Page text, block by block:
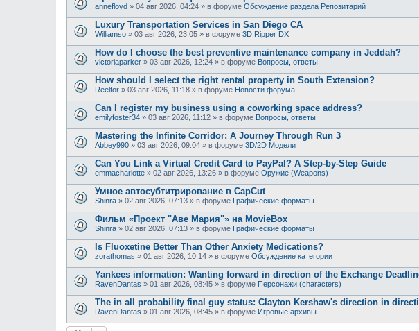
annefloyd » 04 авг 2026, 04:24 » в форуме Обсуждение раздела Репозитарий
Luxury Transportation Services in San Diego CA
Williamso » 03 авг 2026, 23:05 » в форуме 3D Ripper DX
How do I choose the best preventive maintenance company in Jeddah?
victoriaparker » 03 авг 2026, 12:24 » в форуме Вопросы, ответы
How should I select the right rental property in South Extension?
Reeltor » 03 авг 2026, 11:18 » в форуме Новости форума
Can I register my business using a coworking space address?
emilyfoster34 » 03 авг 2026, 11:12 » в форуме Вопросы, ответы
Mastering the Infinite Corridor: A Journey Through Run 3
Abbey990 » 03 авг 2026, 09:04 » в форуме 3D/2D Модели
Can You Link a Virtual Credit Card to PayPal? A Step-by-Step Guide
emmacharlotte » 02 авг 2026, 13:26 » в форуме Оружие (Weapons)
Умное автосубтитрирование в CapCut
Shinra » 02 авг 2026, 07:13 » в форуме Графические форматы
Фильм «Проект "Аве Мария"» на MovieBox
Shinra » 02 авг 2026, 07:13 » в форуме Графические форматы
Is Fluoxetine Better Than Other Anxiety Medications?
zorathomas » 01 авг 2026, 10:14 » в форуме Обсуждение категории
Yankees information: Wanting forward in direction of the Exchange
RavenDantas » 01 авг 2026, 08:45 » в форуме Персонажи (characters)
The in all probability final guy status: Clayton Kershaw's direction in
RavenDantas » 01 авг 2026, 08:45 » в форуме Игровые архивы